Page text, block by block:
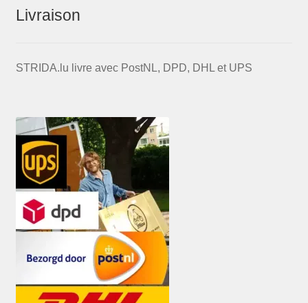
Livraison
STRIDA.lu livre avec PostNL, DPD, DHL et UPS